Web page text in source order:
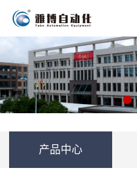
产品中心